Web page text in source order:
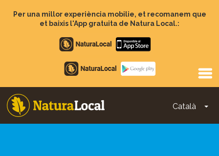
Per una millor experiència mobilie, et recomanem que
et baixis l'App gratuita de Natura Local.:
Apple
store
Google
Play
Català
Main